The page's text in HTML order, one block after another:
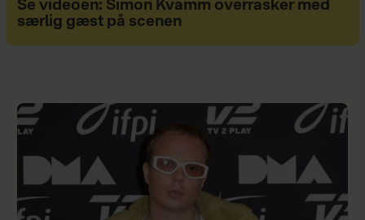
Se videoen: Simon Kvamm overrasker med
særlig gæst på scenen